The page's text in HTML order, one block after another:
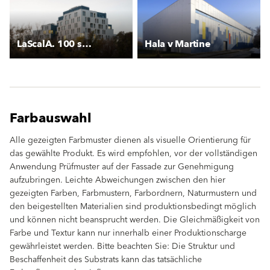
LaScalA. 100 social housing Hala v Martine
Farbauswahl
Alle gezeigten Farbmuster dienen als visuelle Orientierung für
das gewählte Produkt. Es wird empfohlen, vor der vollständigen
Anwendung Prüfmuster auf der Fassade zur Genehmigung
aufzubringen. Leichte Abweichungen zwischen den hier
gezeigten Farben, Farbmustern, Farbordnern, Naturmustern und
den beigestellten Materialien sind produktionsbedingt möglich
und können nicht beansprucht werden. Die Gleichmäßigkeit von
Farbe und Textur kann nur innerhalb einer Produktionscharge
gewährleistet werden. Bitte beachten Sie: Die Struktur und
Beschaffenheit des Substrats kann das tatsächliche